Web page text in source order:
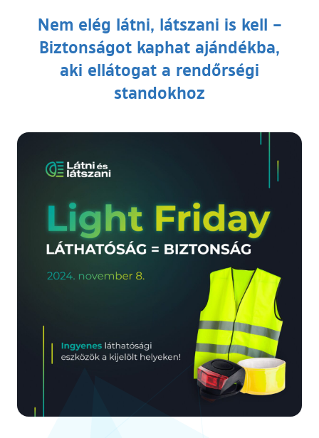
Nem elég látni, látszani is kell –
Biztonságot kaphat ajándékba,
aki ellátogat a rendőrségi
standokhoz